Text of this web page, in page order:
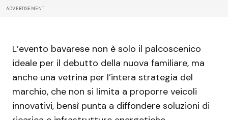
ADVERTISEMENT
L’evento bavarese non è solo il palcoscenico
ideale per il debutto della nuova familiare, ma
anche una vetrina per l’intera strategia del
marchio, che non si limita a proporre veicoli
innovativi, bensì punta a diffondere soluzioni di